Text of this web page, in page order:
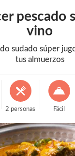
pescado
vino
sudado súper
tus almuerzos
2 personas Fácil